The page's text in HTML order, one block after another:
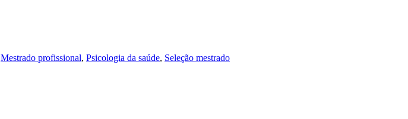
Mestrado profissional, Psicologia da saúde, Seleção mestrado